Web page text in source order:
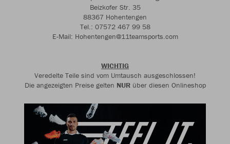
Beizkofer Str. 35
88367 Hohentengen
Tel.: 07572 467 99 58
E-Mail: Hohentengen@11teamsports.com
WICHTIG
Veredelte Teile sind vom Umtausch ausgeschlossen!
Die angezeigten Preise gelten NUR über diesen Onlineshop